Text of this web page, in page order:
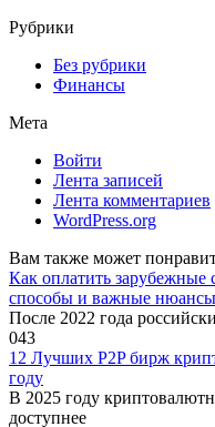
Рубрики
Без рубрики
Финансы
Мета
Войти
Лента записей
Лента комментариев
WordPress.org
Вам также может
Как оплатить зарубежные
способы и важные нюансы
После 2022 года
043
12 Лучших P2P бирж
году
В 2025 году
доступнее